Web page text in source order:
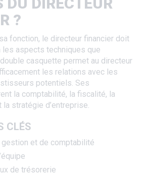
?
fonction, le directeur financier doit
aspects techniques que
casquette permet au directeur
les relations avec les
potentiels. Ses
la comptabilité, la fiscalité, la
stratégie d’entreprise.
CLÉS
et de comptabilité
de trésorerie